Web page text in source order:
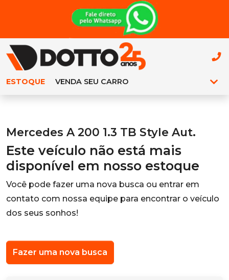
ESTOQUE VENDA SEU CARRO
Mercedes A 200 1.3 TB Style Aut.
Este veículo não está mais
disponível em nosso estoque
Você pode fazer uma nova busca ou entrar em
contato com nossa equipe para encontrar o veículo
dos seus sonhos!
Fazer uma nova busca